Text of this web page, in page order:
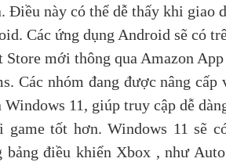
Điều này có thể dễ thấy khi giao
Các ứng dụng Android sẽ có
mới thông qua Amazon App
Các nhóm đang được nâng
11, giúp truy cập dễ
game tốt hơn. Windows 11 sẽ
điều khiển Xbox , như